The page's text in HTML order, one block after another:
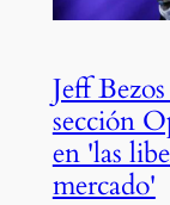
Jeff
sección
en 'las
mercado'